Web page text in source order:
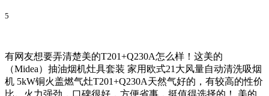
5
有网友想要弄清楚美的T201+Q230A怎么样！这美的
（Midea）抽油烟机灶具套装 家用欧式21大风量自动清洗吸烟
机 5kW铜火盖燃气灶T201+Q230A天然气好的，有较高的性价